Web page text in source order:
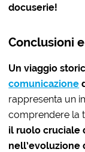
docuserie!
Conclusioni
Un viaggio
comunicazione
rappresenta un
comprendere la
il ruolo cruciale
nell’evoluzione